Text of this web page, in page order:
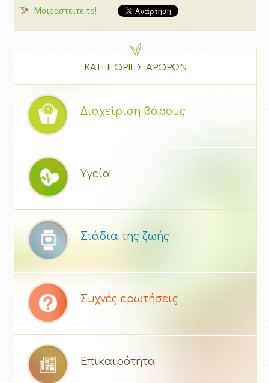
Μοιραστείτε το!
ΚΑΤΗΓΟΡΙΕΣ ΑΡΘΡΩΝ
Διαχείριση βάρους
Υγεία
Στάδια της ζωής
Συχνές ερωτήσεις
Επικαιρότητα